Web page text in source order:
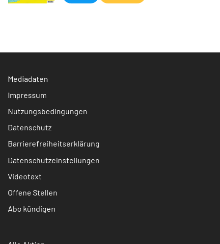
Mediadaten
Impressum
Nutzungsbedingungen
Datenschutz
Barrierefreiheitserklärung
Datenschutzeinstellungen
Videotext
Offene Stellen
Abo kündigen